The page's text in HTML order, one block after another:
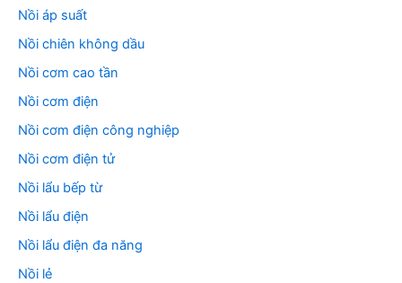
Nồi áp suất
Nồi chiên không dầu
Nồi cơm cao tần
Nồi cơm điện
Nồi cơm điện công nghiệp
Nồi cơm điện tử
Nồi lẩu bếp từ
Nồi lẩu điện
Nồi lẩu điện đa năng
Nồi lẻ